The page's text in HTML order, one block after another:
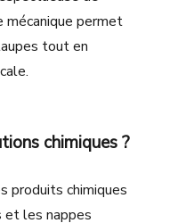
mécanique permet
tout en
chimiques ?
produits chimiques
et les nappes